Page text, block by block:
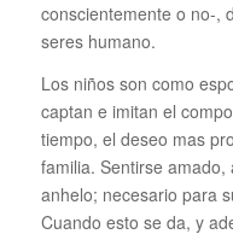
conscientemente o no-,
seres humano.
Los niños son como
captan e imitan el
tiempo, el deseo mas
familia. Sentirse
anhelo; necesario para
Cuando esto se da, y